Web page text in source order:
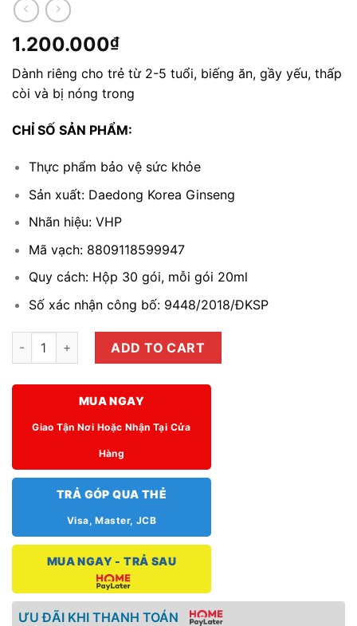
1.200.000₫
Dành riêng cho trẻ từ 2-5 tuổi, biếng ăn, gầy yếu, thấp
còi và bị nóng trong
CHỈ SỐ SẢN PHẨM:
Thực phẩm bảo vệ sức khỏe
Sản xuất: Daedong Korea Ginseng
Nhãn hiệu: VHP
Mã vạch: 8809118599947
Quy cách: Hộp 30 gói, mỗi gói 20ml
Số xác nhận công bố: 9448/2018/ĐKSP
Hồng Sâm trẻ em Hàn Quốc 2-5 tuổi (Korean Red Ginseng
ADD TO CART
MUA NGAY
Giao Tận Nơi Hoặc Nhận Tại Cửa
Hàng
TRẢ GÓP QUA THẺ
Visa, Master, JCB
MUA NGAY - TRẢ SAU
ƯU ĐÃI KHI THANH TOÁN